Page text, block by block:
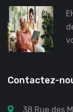
Contactez-
38 Rue des